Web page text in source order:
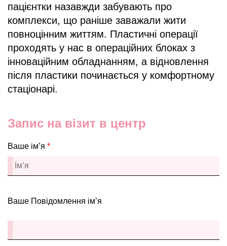
пацієнтки назавжди забувають про
комплекси, що раніше заважали жити
повноцінним життям. Пластичні операції
проходять у нас в операційних блоках з
інноваційним обладнанням, а відновлення
після пластики починається у комфортному
стаціонарі.
Запис на візит в центр
Ваше ім’я *
Ваше Повідомлення ім’я